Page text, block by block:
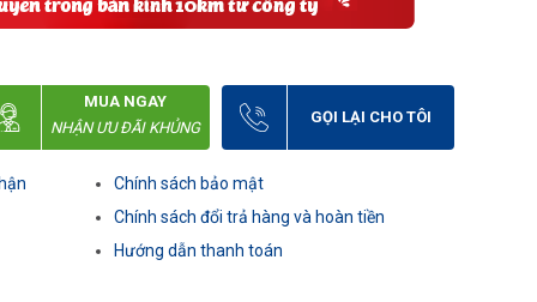
MUA NGAY
NHẬN ƯU ĐÃI KHỦNG
GỌI LẠI CHO TÔI
Chính sách bảo mật
Chính sách đổi trả hàng và hoàn tiền
Hướng dẫn thanh toán